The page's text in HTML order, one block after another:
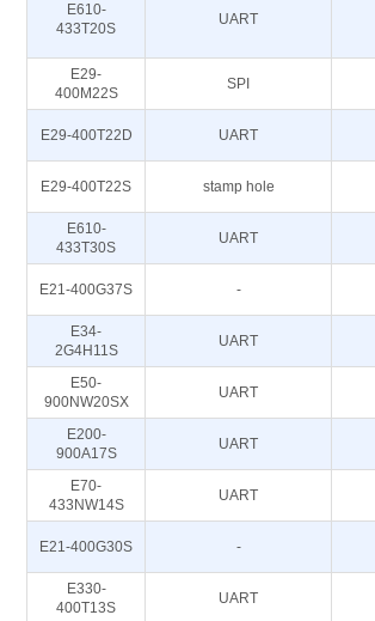
E610-
433T20S
UART
E29-
400M22S
SPI
E29-400T22D UART
E29-400T22S stamp hole
E610-
433T30S
UART
E21-400G37S -
E34-
2G4H11S
UART
E50-
900NW20SX
UART
E200-
900A17S
UART
E70-
433NW14S
UART
E21-400G30S -
E330-
400T13S
UART